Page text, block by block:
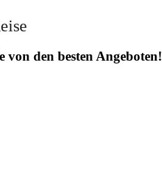
den besten Angeboten!